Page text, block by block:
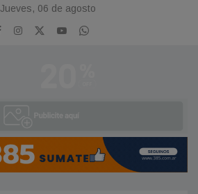
Jueves, 06 de agosto